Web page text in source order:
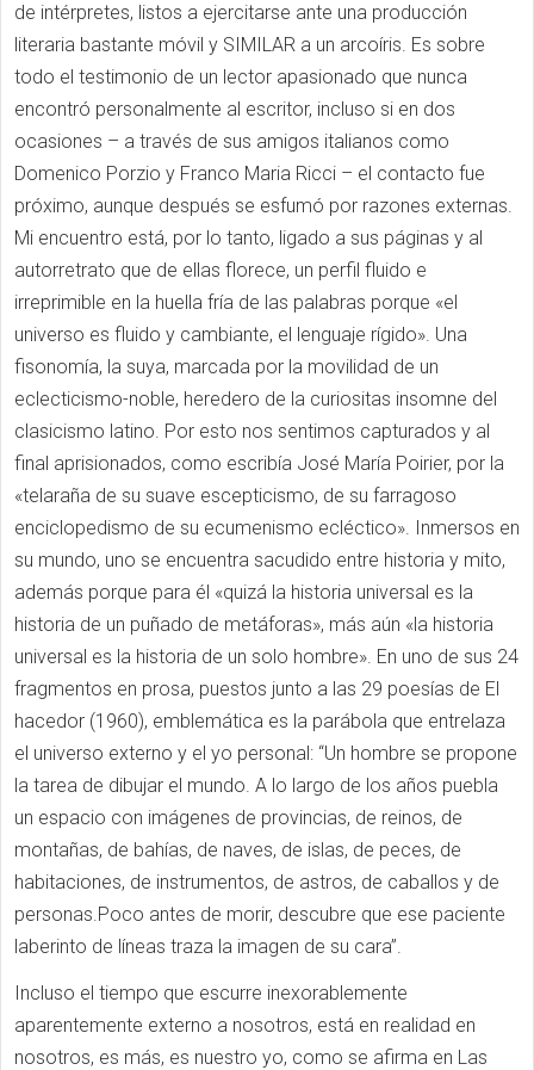
de intérpretes, listos a ejercitarse ante una producción
literaria bastante móvil y SIMILAR a un arcoíris. Es sobre
todo el testimonio de un lector apasionado que nunca
encontró personalmente al escritor, incluso si en dos
ocasiones – a través de sus amigos italianos como
Domenico Porzio y Franco Maria Ricci – el contacto fue
próximo, aunque después se esfumó por razones externas.
Mi encuentro está, por lo tanto, ligado a sus páginas y al
autorretrato que de ellas florece, un perfil fluido e
irreprimible en la huella fría de las palabras porque «el
universo es fluido y cambiante, el lenguaje rígido». Una
fisonomía, la suya, marcada por la movilidad de un
eclecticismo-noble, heredero de la curiositas insomne del
clasicismo latino. Por esto nos sentimos capturados y al
final aprisionados, como escribía José María Poirier, por la
«telaraña de su suave escepticismo, de su farragoso
enciclopedismo de su ecumenismo ecléctico». Inmersos en
su mundo, uno se encuentra sacudido entre historia y mito,
además porque para él «quizá la historia universal es la
historia de un puñado de metáforas», más aún «la historia
universal es la historia de un solo hombre». En uno de sus 24
fragmentos en prosa, puestos junto a las 29 poesías de El
hacedor (1960), emblemática es la parábola que entrelaza
el universo externo y el yo personal: “Un hombre se propone
la tarea de dibujar el mundo. A lo largo de los años puebla
un espacio con imágenes de provincias, de reinos, de
montañas, de bahías, de naves, de islas, de peces, de
habitaciones, de instrumentos, de astros, de caballos y de
personas.Poco antes de morir, descubre que ese paciente
laberinto de líneas traza la imagen de su cara”.
Incluso el tiempo que escurre inexorablemente
aparentemente externo a nosotros, está en realidad en
nosotros, es más, es nuestro yo, como se afirma en Las